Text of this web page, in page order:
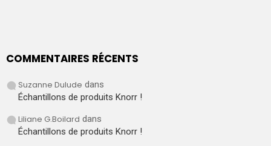
COMMENTAIRES RÉCENTS
Suzanne Dulude dans
Échantillons de produits Knorr !
Liliane G.Boilard dans
Échantillons de produits Knorr !